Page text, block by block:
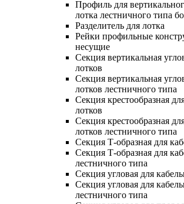
Профиль для
лотка лестничного типа
Разделитель для лотка
Рейки профильные
несущие
Секция вертикальная
лотков
Секция вертикальная
лотков лестничного типа
Секция крестообразная
лотков
Секция крестообразная
лотков лестничного типа
Секция Т-образная для
Секция Т-образная для
лестничного типа
Секция угловая для
Секция угловая для
лестничного типа